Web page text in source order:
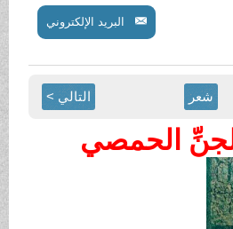
البريد الإلكتروني
شعر التالي >
الحمصي